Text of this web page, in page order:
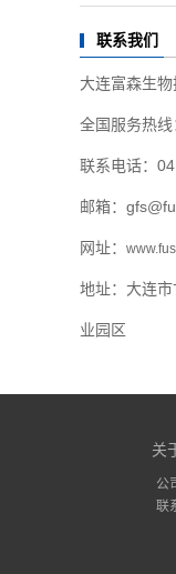
联系我们
大连富森生
全国服务热
联系电话：
邮箱：
网址：
地址： 大连
业园区
关
公
联